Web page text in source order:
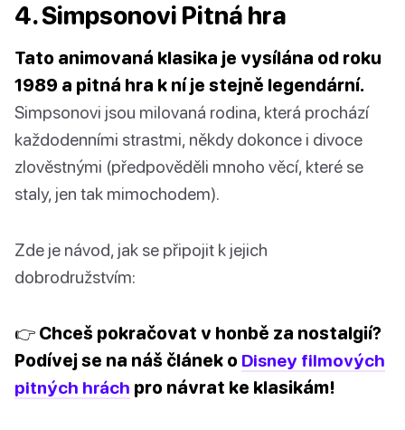
4. Simpsonovi Pitná hra
Tato animovaná klasika je vysílána od roku
1989 a pitná hra k ní je stejně legendární.
Simpsonovi jsou milovaná rodina, která prochází
každodenními strastmi, někdy dokonce i divoce
zlověstnými (předpověděli mnoho věcí, které se
staly, jen tak mimochodem).
Zde je návod, jak se připojit k jejich
dobrodružstvím:
👉 Chceš pokračovat v honbě za nostalgií?
Podívej se na náš článek o Disney filmových
pitných hrách pro návrat ke klasikám!